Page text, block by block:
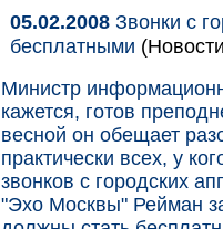
05.02.2008 Звонки с
бесплатными
Министр
кажется, готов
весной он обещает
практически всех, у
звонков с городских
"Эхо Москвы" Рейман